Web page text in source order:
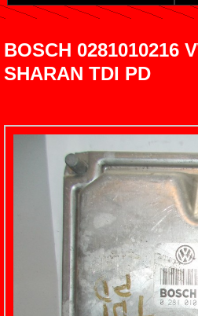
BOSCH 0281010216
SHARAN TDI PD